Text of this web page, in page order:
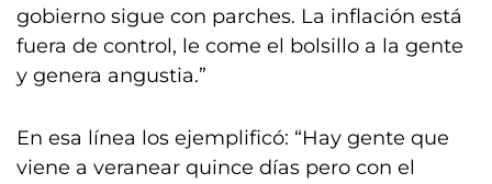
gobierno sigue con parches. La inflación está
fuera de control, le come el bolsillo a la gente
y genera angustia.”
En esa línea los ejemplificó: “Hay gente que
viene a veranear quince días pero con el